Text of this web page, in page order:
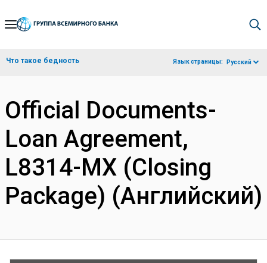
Skip
Navigation
Что такое бедность Язык страницы: Русский
Official Documents-
Loan Agreement,
L8314-MX (Closing
Package) (Английский)